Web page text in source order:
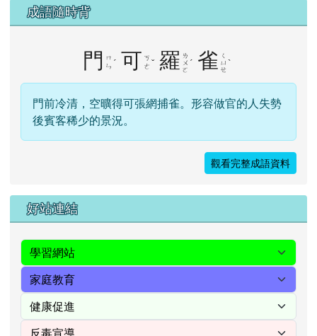
成語隨時背
門
ㄇ
ㄣ ˊ 可 ㄎ
ㄜ ˇ 羅 ㄌ
ㄨ
ㄛ
ˊ 雀
ㄑ
ㄩ
ㄝ
ˋ
門前冷清，空曠得可張網捕雀。形容做官的人失勢
後賓客稀少的景況。
觀看完整成語資料
右邊區域內容
好站連結